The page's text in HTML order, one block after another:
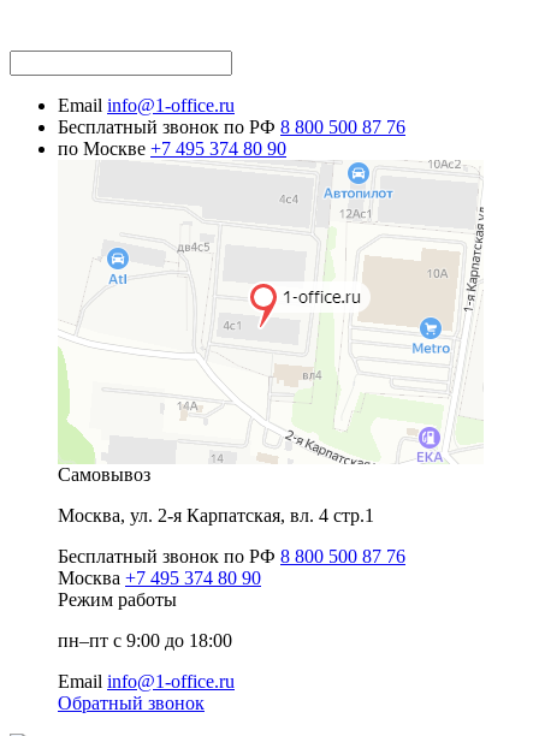
Email info@1-office.ru
Бесплатный звонок по РФ 8 800 500 87 76
по Москве +7 495 374 80 90
Самовывоз
Москва, ул. 2-я Карпатская, вл. 4 стр.1
Бесплатный звонок по РФ 8 800 500 87 76
Москва +7 495 374 80 90
Режим работы
пн–пт с 9:00 до 18:00
Email info@1-office.ru
Обратный звонок